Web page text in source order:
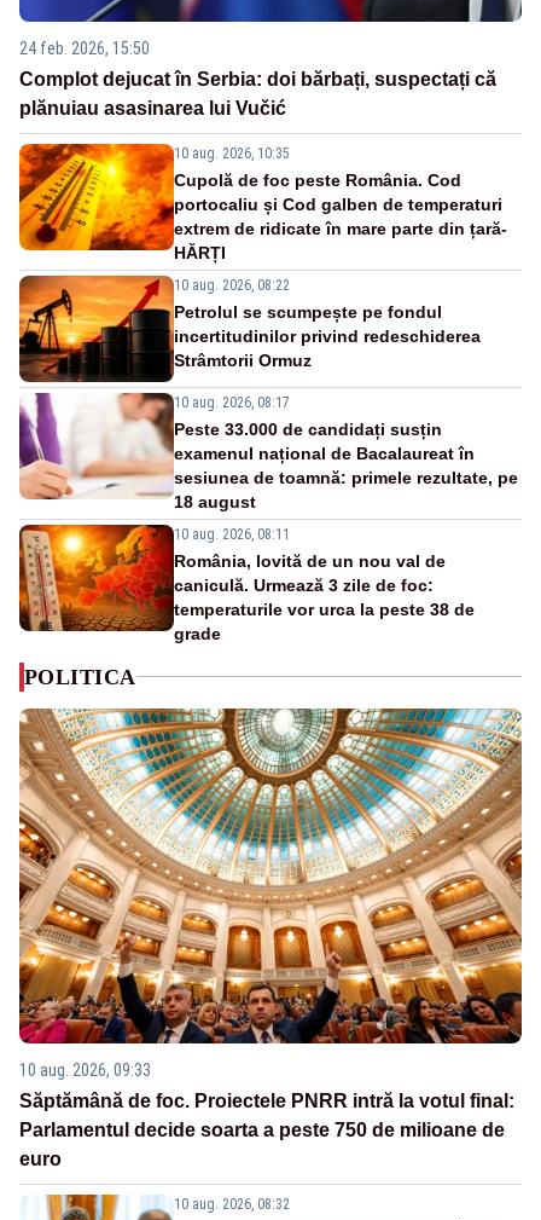
24 feb. 2026, 15:50
Complot dejucat în Serbia: doi bărbați, suspectați că
plănuiau asasinarea lui Vučić
10 aug. 2026, 10:35
Cupolă de foc peste România. Cod
portocaliu și Cod galben de temperaturi
extrem de ridicate în mare parte din țară-
HĂRȚI
10 aug. 2026, 08:22
Petrolul se scumpește pe fondul
incertitudinilor privind redeschiderea
Strâmtorii Ormuz
10 aug. 2026, 08:17
Peste 33.000 de candidați susțin
examenul național de Bacalaureat în
sesiunea de toamnă: primele rezultate, pe
18 august
10 aug. 2026, 08:11
România, lovită de un nou val de
caniculă. Urmează 3 zile de foc:
temperaturile vor urca la peste 38 de
grade
POLITICA
10 aug. 2026, 09:33
Săptămână de foc. Proiectele PNRR intră la votul final:
Parlamentul decide soarta a peste 750 de milioane de
euro
10 aug. 2026, 08:32